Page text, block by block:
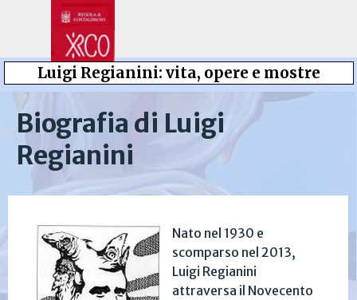
Salta menù
Luigi Regianini: vita, opere e mostre
Biografia di Luigi
Regianini
Nato nel 1930 e
scomparso nel 2013,
Luigi Regianini
attraversa il Novecento